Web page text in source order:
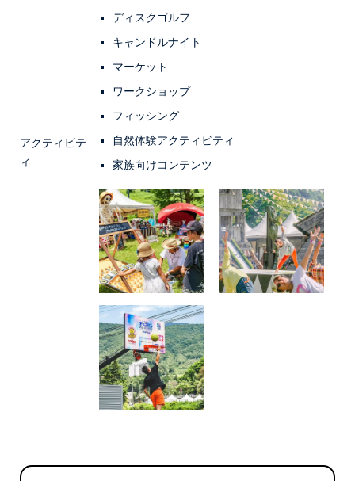
アクティビテ
ィ
ディスクゴルフ
キャンドルナイト
マーケット
ワークショップ
フィッシング
自然体験アクティビティ
家族向けコンテンツ